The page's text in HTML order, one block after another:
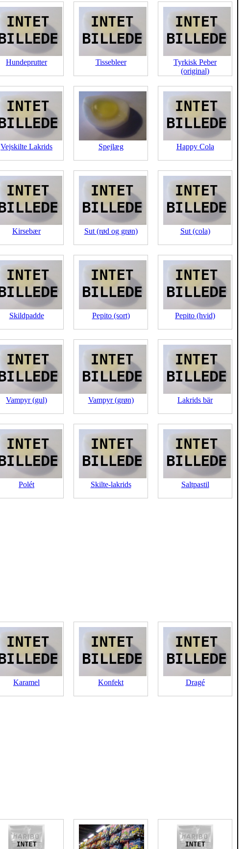
Hundeprutter Tissebleer
Tyrkisk Peber
(original)
Vejskilte Lakrids Spejlæg Happy Cola
Kirsebær Sut (rød og grøn) Sut (cola)
Skildpadde Pepito (sort) Pepito (hvid)
Vampyr (gul) Vampyr (grøn) Lakrids bär
Polét Skilte-lakrids Saltpastil
Karamel Konfekt Dragé